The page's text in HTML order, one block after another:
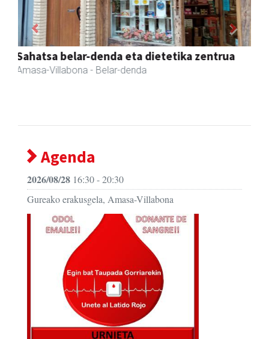
Amasa-Villabonako Udala
Amasa-Villabona - Udaletxeak
Previous Next
Agenda
2026/08/28 16:30 - 20:30
Gureako erakusgela, Amasa-Villabona